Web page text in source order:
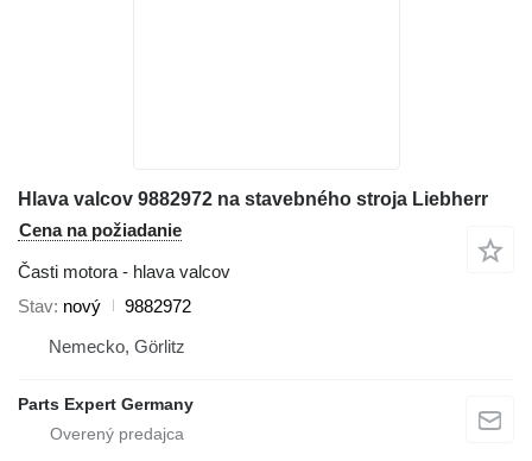
Hlava valcov 9882972 na stavebného stroja Liebherr
Cena na požiadanie
Časti motora - hlava valcov
Stav nový
9882972
Nemecko, Görlitz
Parts Expert Germany